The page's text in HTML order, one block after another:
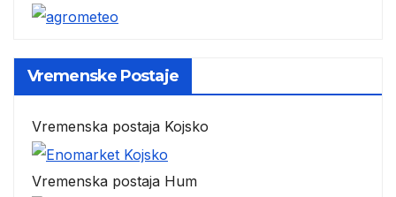
Vremenske Postaje
Vremenska postaja Kojsko
Vremenska postaja Hum